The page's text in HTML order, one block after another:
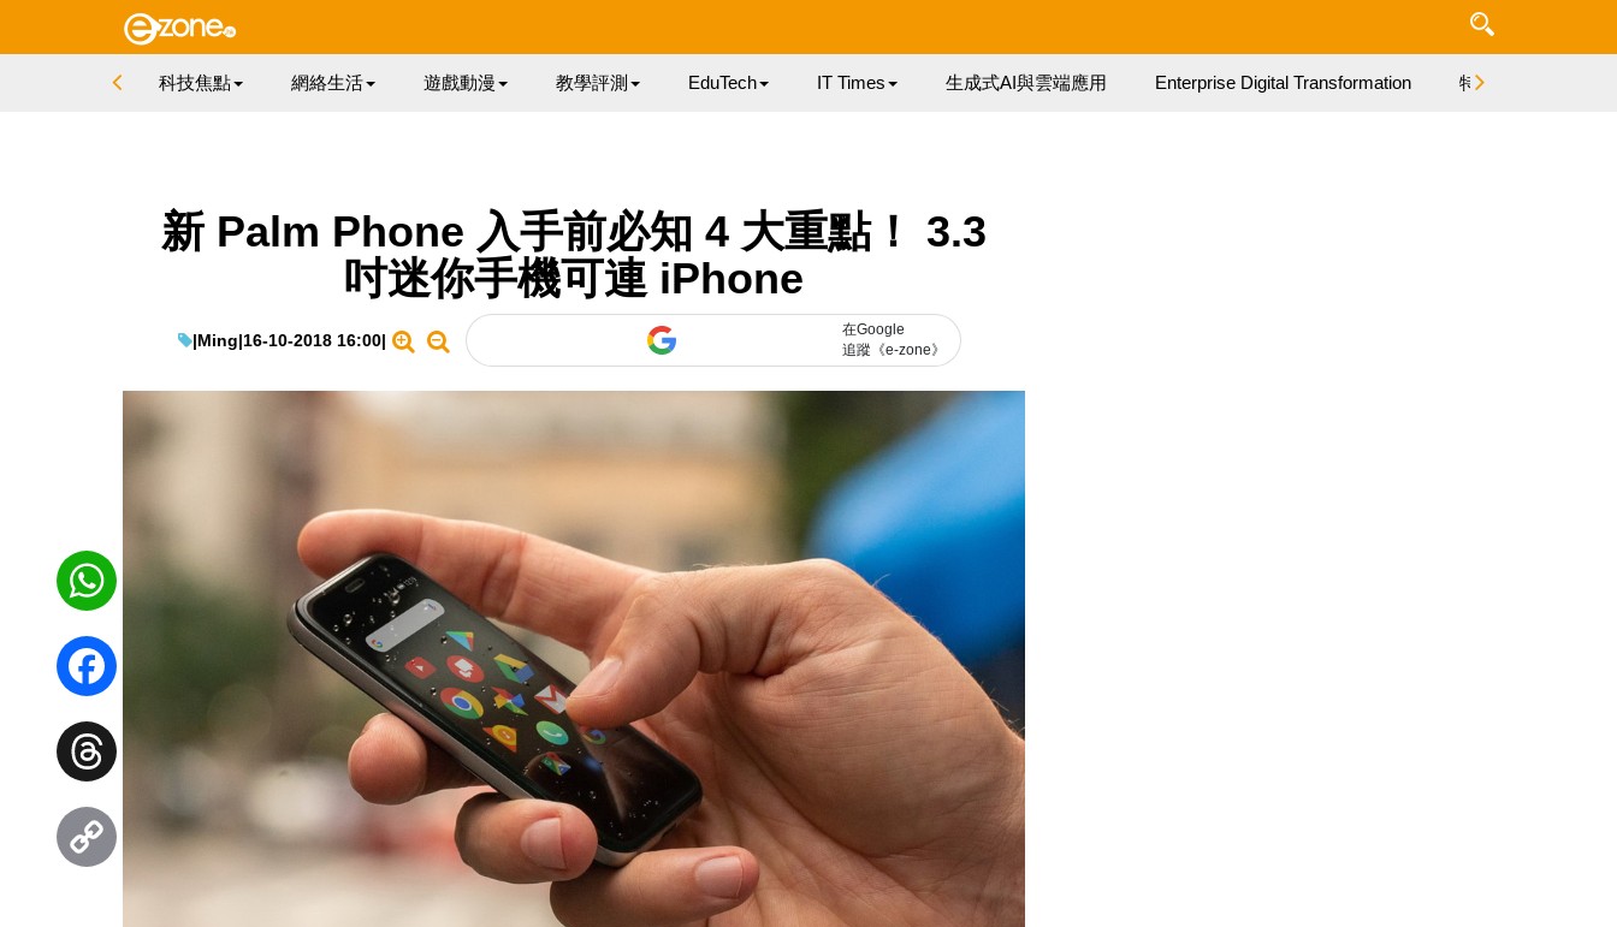
科技焦點 網絡生活 遊戲動漫 教學評測 EduTech IT Times 生成式AI與雲端應用 Enterprise Digital Transformation 特集
新 Palm Phone 入手前必知 4 大重點！ 3.3
吋迷你手機可連 iPhone
|Ming|16-10-2018 16:00|
在Google
追蹤《e-zone》
WhatsApp
Facebook
Threads